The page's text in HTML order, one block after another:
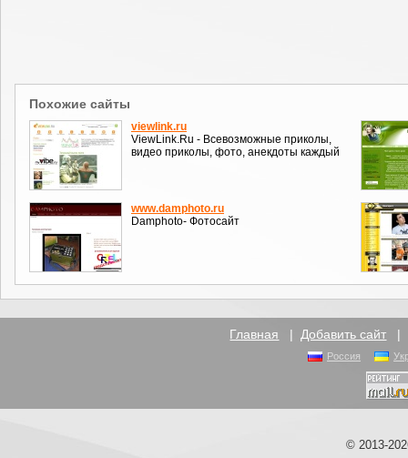
Похожие сайты
viewlink.ru
ViewLink.Ru - Всевозможные приколы,
видео приколы, фото, анекдоты каждый
www.damphoto.ru
Damphoto- Фотосайт
Главная | Добавить сайт |
Россия
© 2013-